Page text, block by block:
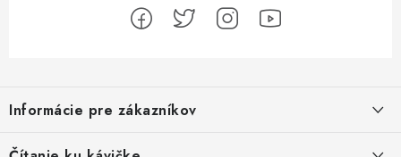
p
ä
Informácie pre zákazníkov
Ako sa registrovať